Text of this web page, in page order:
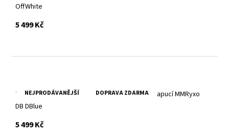
OffWhite
5 499 Kčs DPH
NEJPRODÁVANĚJŠÍ DOPRAVA ZDARMA
Tmavě modrá kožená pánská bunda s textilní kapucí MMRyxo
DB DBlue
5 499 Kčs DPH